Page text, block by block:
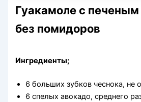
Гуакамоле с
без помидоров
Ингредиенты;
6 больших зубков чеснока, не
6 спелых авокадо, среднего